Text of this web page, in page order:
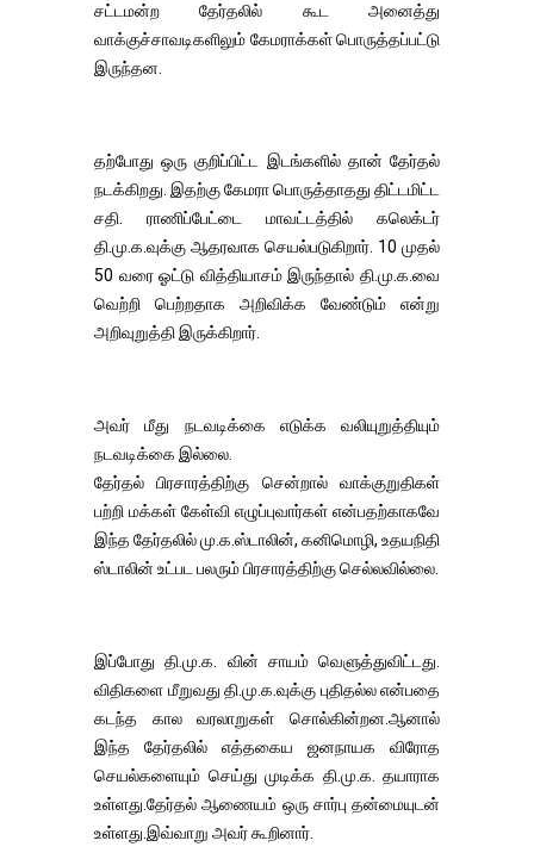
சட்டமன்ற தேர்தலில் கூட அனைத்து
வாக்குச்சாவடிகளிலும் கேமராக்கள் பொருத்தப்பட்டு
இருந்தன.
தற்போது ஒரு குறிப்பிட்ட இடங்களில் தான் தேர்தல்
நடக்கிறது. இதற்கு கேமரா பொருத்தாதது திட்டமிட்ட
சதி. ராணிப்பேட்டை மாவட்டத்தில் கலெக்டர்
தி.மு.க.வுக்கு ஆதரவாக செயல்படுகிறார். 10 முதல்
50 வரை ஓட்டு வித்தியாசம் இருந்தால் தி.மு.க.வை
வெற்றி பெற்றதாக அறிவிக்க வேண்டும் என்று
அறிவுறுத்தி இருக்கிறார்.
அவர் மீது நடவடிக்கை எடுக்க வலியுறுத்தியும்
நடவடிக்கை இல்லை.
தேர்தல் பிரசாரத்திற்கு சென்றால் வாக்குறுதிகள்
பற்றி மக்கள் கேள்வி எழுப்புவார்கள் என்பதற்காகவே
இந்த தேர்தலில் மு.க.ஸ்டாலின், கனிமொழி, உதயநிதி
ஸ்டாலின் உட்பட பலரும் பிரசாரத்திற்கு செல்லவில்லை.
இப்போது தி.மு.க. வின் சாயம் வெளுத்துவிட்டது.
விதிகளை மீறுவது தி.மு.க.வுக்கு புதிதல்ல என்பதை
கடந்த கால வரலாறுகள் சொல்கின்றன.ஆனால்
இந்த தேர்தலில் எத்தகைய ஜனநாயக விரோத
செயல்களையும் செய்து முடிக்க தி.மு.க. தயாராக
உள்ளது.தேர்தல் ஆணையம் ஒரு சார்பு தன்மையுடன்
உள்ளது.இவ்வாறு அவர் கூறினார்.